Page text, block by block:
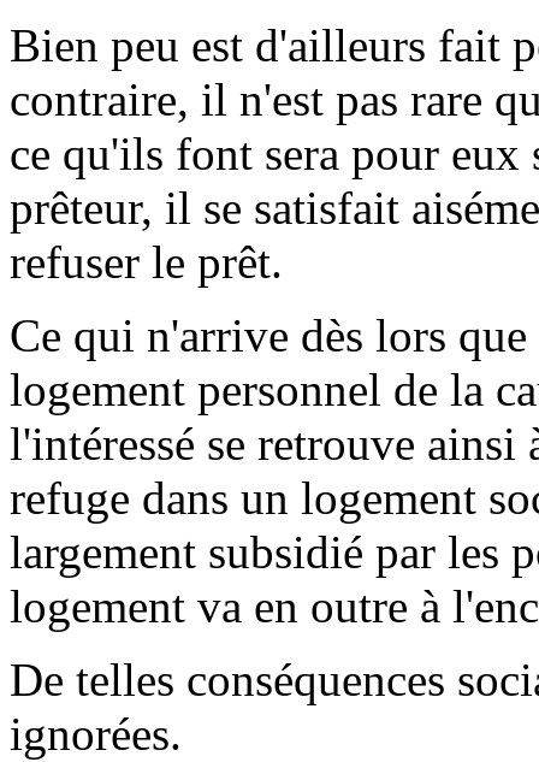
Bien peu est d'ailleurs fait
contraire, il n'est pas rare
ce qu'ils font sera pour eux
prêteur, il se satisfait
refuser le prêt.
Ce qui n'arrive dès lors
logement personnel de la
l'intéressé se retrouve ainsi
refuge dans un logement
largement subsidié par les
logement va en outre à
De telles conséquences
ignorées.